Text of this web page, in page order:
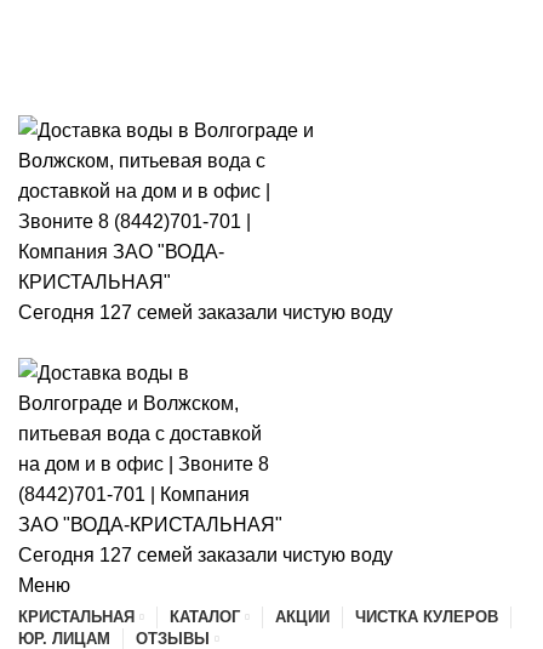
Сегодня 127 семей заказали чистую воду
Сегодня 127 семей заказали чистую воду
Меню
КРИСТАЛЬНАЯ КАТАЛОГ АКЦИИ
ЧИСТКА КУЛЕРОВ
ЮР. ЛИЦАМ
ОТЗЫВЫ